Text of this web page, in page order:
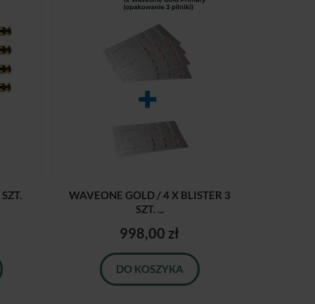
WAVEONE GOLD / 4 X BLISTER 3
SZT. ...
998,00 zł
DO KOSZYKA